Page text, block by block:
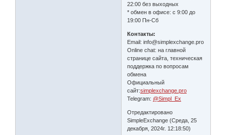
22:00 без выходных
* обмен в офисе: с 9:00 до
19:00 Пн-Сб
Контакты:
Email: info@simplexchange.pro
Online chat: на главной
странице сайта, техническая
поддержка по вопросам
обмена
Официальный
сайт:simplexchange.pro
Telegram:@Simpl_Ex
Отредактировано
SimpleExchange (Среда, 25
декабря, 2024г. 12:18:50)